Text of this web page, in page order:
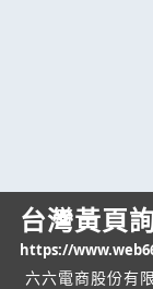
台灣黃頁
https://
六六電商股份有